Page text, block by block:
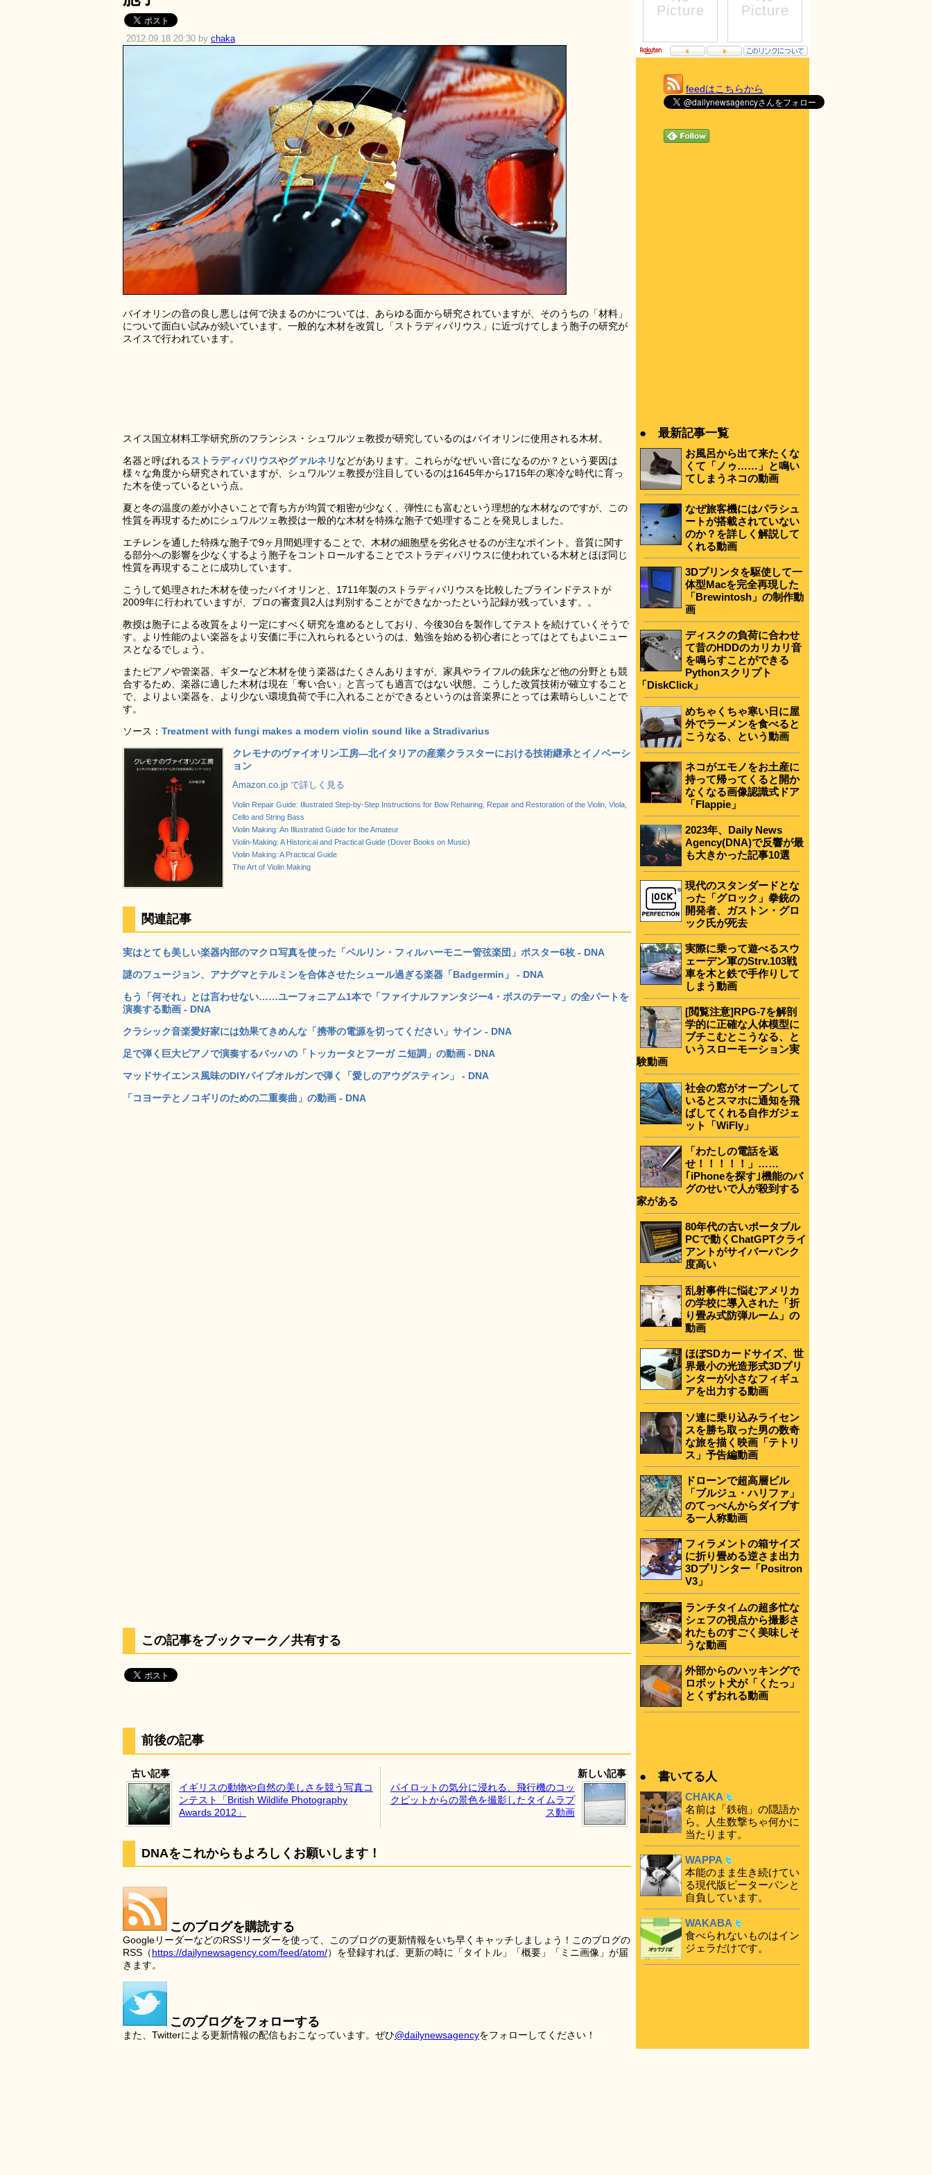
2012.09.18 20:30 by chaka
バイオリンの音の良し悪しは何で決まるのかについては、あらゆる面から研究されていますが、そのうちの「材料」
について面白い試みが続いています。一般的な木材を改質し「ストラディバリウス」に近づけてしまう胞子の研究が
スイスで行われています。
スイス国立材料工学研究所のフランシス・シュワルツェ教授が研究しているのはバイオリンに使用される木材。
名器と呼ばれるストラディバリウスやグァルネリ などがあります。これらがなぜいい音になるのか？という要因は
様々な角度から研究されていますが、シュワルツェ教授が注目しているのは1645年から1715年の寒冷な時代に育っ
た木を使っているという点。
夏と冬の温度の差が小さいことで育ち方が均質で粗密が少なく、弾性にも富むという理想的な木材なのですが、この
性質を再現するためにシュワルツェ教授は一般的な木材を特殊な胞子で処理することを発見しました。
エチレンを通した特殊な胞子で9ヶ月間処理することで、木材の細胞壁を劣化させるのが主なポイント。音質に関す
る部分への影響を少なくするよう胞子をコントロールすることでストラディバリウスに使われている木材とほぼ同じ
性質を再現することに成功しています。
こうして処理された木材を使ったバイオリンと、1711年製のストラディバリウスを比較したブラインドテストが
2009年に行われていますが、プロの審査員2人は判別することができなかったという記録が残っています。。
教授は胞子による改質をより一定にすべく研究を進めるとしており、今後30台を製作してテストを続けていくそうで
す。より性能のよい楽器をより安価に手に入れられるというのは、勉強を始める初心者にとってはとてもよいニュー
スとなるでしょう。
またピアノや管楽器、ギターなど木材を使う楽器はたくさんありますが、家具やライフルの銃床など他の分野とも競
合するため、楽器に適した木材は現在「奪い合い」と言っても過言ではない状態。こうした改質技術が確立すること
で、よりよい楽器を、より少ない環境負荷で手に入れることができるというのは音楽界にとっては素晴らしいことで
す。
ソース： Treatment with fungi makes a modern violin sound like a Stradivarius
クレモナのヴァイオリン工房―北イタリアの産業クラスターにおける技術継承とイノベーシ
ョン
Amazon.co.jp で詳しく見る
Violin Repair Guide: Illustrated Step-by-Step Instructions for Bow Rehairing, Repair and Restoration of the Violin, Viola,
Cello and String Bass
Violin Making: An Illustrated Guide for the Amateur
Violin-Making: A Historical and Practical Guide (Dover Books on Music)
Violin Making: A Practical Guide
The Art of Violin Making
関連記事
実はとても美しい楽器内部のマクロ写真を使った「ベルリン・フィルハーモニー管弦楽団」ポスター6枚 - DNA
謎のフュージョン、アナグマとテルミンを合体させたシュール過ぎる楽器「Badgermin」 - DNA
もう「何それ」とは言わせない……ユーフォニアム1本で「ファイナルファンタジー4・ボスのテーマ」の全パートを
演奏する動画 - DNA
クラシック音楽愛好家には効果てきめんな「携帯の電源を切ってください」サイン - DNA
足で弾く巨大ピアノで演奏するバッハの「トッカータとフーガ ニ短調」の動画 - DNA
マッドサイエンス風味のDIYパイプオルガンで弾く「愛しのアウグスティン」 - DNA
「コヨーテとノコギリのための二重奏曲」の動画 - DNA
この記事をブックマーク／共有する
前後の記事
古い記事
イギリスの動物や自然の美しさを競う写真コ
ンテスト「British Wildlife Photography
Awards 2012」
新しい記事
パイロットの気分に浸れる、飛行機のコッ
クピットからの景色を撮影したタイムラプ
ス動画
DNAをこれからもよろしくお願いします！
このブログを購読する
GoogleリーダーなどのRSSリーダーを使って、このブログの更新情報をいち早くキャッチしましょう！このブログの
RSS（https://dailynewsagency.com/feed/atom/）を登録すれば、更新の時に「タイトル」「概要」「ミニ画像」が届
きます。
このブログをフォローする
また、Twitterによる更新情報の配信もおこなっています。ぜひ@dailynewsagencyをフォローしてください！
feedはこちらから
● 最新記事一覧
お風呂から出て来たくな
くて「ノゥ……」と鳴い
てしまうネコの動画
なぜ旅客機にはパラシュ
ートが搭載されていない
のか？を詳しく解説して
くれる動画
3Dプリンタを駆使して一
体型Macを完全再現した
「Brewintosh」の制作動
画
ディスクの負荷に合わせ
て昔のHDDのカリカリ音
を鳴らすことができる
Pythonスクリプト
「DiskClick」
めちゃくちゃ寒い日に屋
外でラーメンを食べると
こうなる、という動画
ネコがエモノをお土産に
持って帰ってくると開か
なくなる画像認識式ドア
「Flappie」
2023年、Daily News
Agency(DNA)で反響が最
も大きかった記事10選
現代のスタンダードとな
った「グロック」拳銃の
開発者、ガストン・グロ
ック氏が死去
実際に乗って遊べるスウ
ェーデン軍のStrv.103戦
車を木と鉄で手作りして
しまう動画
[閲覧注意]RPG-7を解剖
学的に正確な人体模型に
ブチこむとこうなる、と
いうスローモーション実
験動画
社会の窓がオープンして
いるとスマホに通知を飛
ばしてくれる自作ガジェ
ット「WiFly」
「わたしの電話を返
せ！！！！！」……
｢iPhoneを探す｣機能のバ
グのせいで人が殺到する
家がある
80年代の古いポータブル
PCで動くChatGPTクライ
アントがサイバーパンク
度高い
乱射事件に悩むアメリカ
の学校に導入された「折
り畳み式防弾ルーム」の
動画
ほぼSDカードサイズ、世
界最小の光造形式3Dプリ
ンターが小さなフィギュ
アを出力する動画
ソ連に乗り込みライセン
スを勝ち取った男の数奇
な旅を描く映画「テトリ
ス」予告編動画
ドローンで超高層ビル
「ブルジュ・ハリファ」
のてっぺんからダイブす
る一人称動画
フィラメントの箱サイズ
に折り畳める逆さま出力
3Dプリンター「Positron
V3」
ランチタイムの超多忙な
シェフの視点から撮影さ
れたものすごく美味しそ
うな動画
外部からのハッキングで
ロボット犬が「くたっ」
とくずおれる動画
● 書いてる人
CHAKA
名前は「鉄砲」の隠語か
ら。人生数撃ちゃ何かに
当たります。
WAPPA
本能のまま生き続けてい
る現代版ピーターパンと
自負しています。
WAKABA
食べられないものはイン
ジェラだけです。